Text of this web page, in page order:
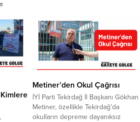
Metiner’den Okul Çağrısı
İYİ Parti Tekirdağ İl Başkanı Gökhan
Metiner, özellikle Tekirdağ’da
okulların depreme dayanıksız